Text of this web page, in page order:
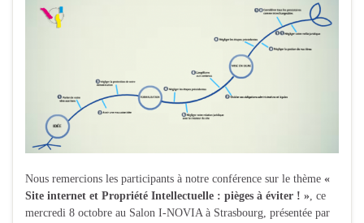
Nous remercions les participants à notre conférence sur le thème «
Site internet et Propriété Intellectuelle : pièges à éviter ! », ce
mercredi 8 octobre au Salon I-NOVIA à Strasbourg, présentée par